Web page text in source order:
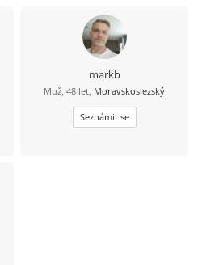
markb
Muž, 48 let, Moravskoslezský
Seznámit se